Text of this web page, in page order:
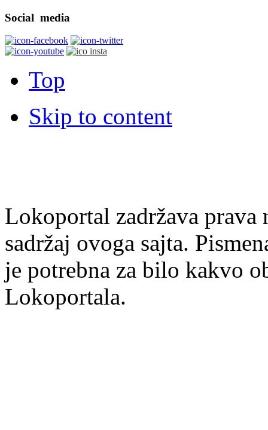
Social media
Top
Skip to content
Lokoportal zadržava
sadržaj ovoga sajta.
je potrebna za bilo kakvo
Lokoportala.